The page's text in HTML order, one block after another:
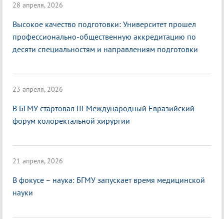
28 апреля, 2026
Высокое качество подготовки: Университет прошел
профессионально-общественную аккредитацию по
десяти специальностям и направлениям подготовки
23 апреля, 2026
В БГМУ стартовал III Международный Евразийский
форум колоректальной хирургии
21 апреля, 2026
В фокусе – наука: БГМУ запускает время медицинской
науки